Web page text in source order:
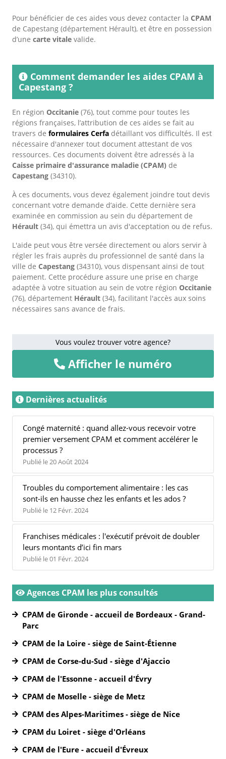
Pour bénéficier de ces aides vous devez contacter la CPAM
de Capestang (département Hérault), et être en possession
d’une carte vitale valide.
Comment demander les aides CPAM à
Capestang ?
En région Occitanie (76), tout comme pour toutes les
régions françaises, l’attribution de ces aides se fait au
travers de formulaires Cerfa détaillant vos difficultés. Il est
nécessaire d'annexer tout document attestant de vos
ressources. Ces documents doivent être adressés à la
Caisse primaire d'assurance maladie (CPAM) de
Capestang (34310).
À ces documents, vous devez également joindre tout devis
concernant votre demande d’aide. Cette dernière sera
examinée en commission au sein du département de
Hérault (34), qui émettra un avis d'acceptation ou de refus.
L'aide peut vous être versée directement ou alors servir à
régler les frais auprès du professionnel de santé dans la
ville de Capestang (34310), vous dispensant ainsi de tout
paiement. Cette procédure assure une prise en charge
adaptée à votre situation au sein de votre région Occitanie
(76), département Hérault (34), facilitant l'accès aux soins
nécessaires sans avance de frais.
Vous voulez trouver votre agence?
Afficher le numéro
Dernières actualités
Congé maternité : quand allez-vous recevoir votre
premier versement CPAM et comment accélérer le
processus ?
Publié le 20 Août 2024
Troubles du comportement alimentaire : les cas
sont-ils en hausse chez les enfants et les ados ?
Publié le 12 Févr. 2024
Franchises médicales : l'exécutif prévoit de doubler
leurs montants d’ici fin mars
Publié le 01 Févr. 2024
Agences CPAM les plus consultés
CPAM de Gironde - accueil de Bordeaux - Grand-
Parc
CPAM de la Loire - siège de Saint-Étienne
CPAM de Corse-du-Sud - siège d'Ajaccio
CPAM de l'Essonne - accueil d'Évry
CPAM de Moselle - siège de Metz
CPAM des Alpes-Maritimes - siège de Nice
CPAM du Loiret - siège d'Orléans
CPAM de l'Eure - accueil d'Évreux